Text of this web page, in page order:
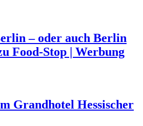
– oder auch Berlin
Food-Stop | Werbung
Grandhotel Hessischer